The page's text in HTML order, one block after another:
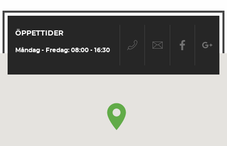
ÖPPETTIDER
Måndag - Fredag: 08:00 - 16:30